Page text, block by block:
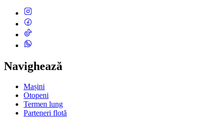
Navighează
Mașini
Otopeni
Termen lung
Parteneri flotă